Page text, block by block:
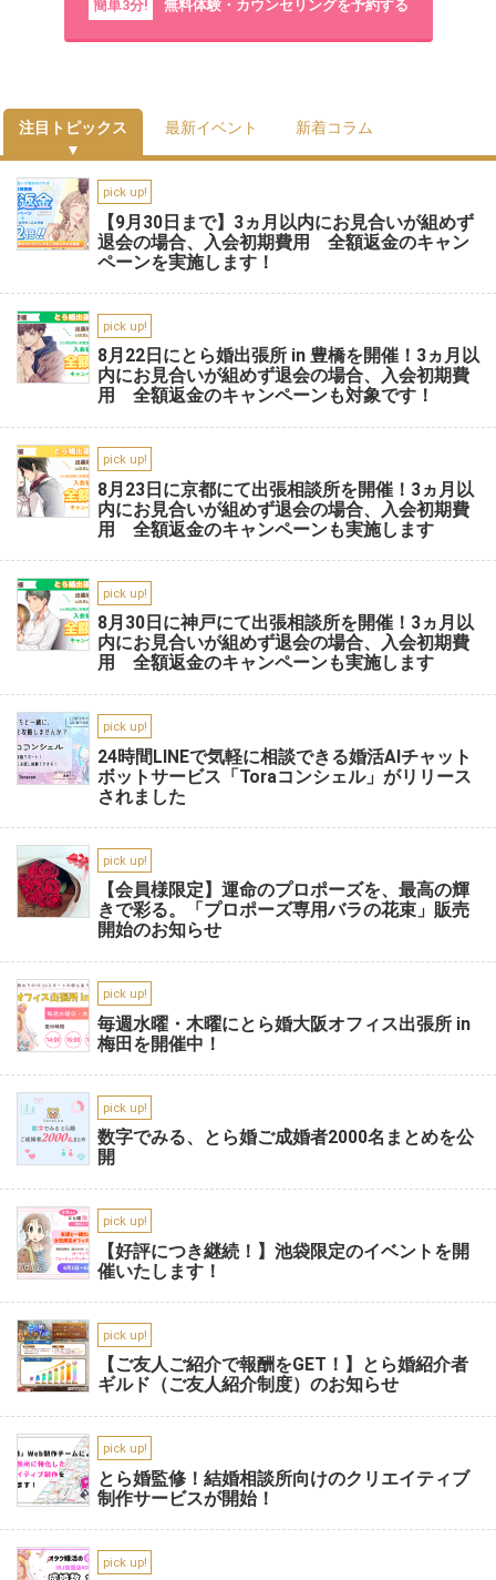
簡単3分! 無料体験・カウンセリングを予約する
注目トピックス 最新イベント 新着コラム
pick up!
【9月30日まで】3ヵ月以内にお見合いが組めず
退会の場合、入会初期費用 全額返金のキャン
ペーンを実施します！
pick up!
8月22日にとら婚出張所 in 豊橋を開催！3ヵ月以
内にお見合いが組めず退会の場合、入会初期費
用 全額返金のキャンペーンも対象です！
pick up!
8月23日に京都にて出張相談所を開催！3ヵ月以
内にお見合いが組めず退会の場合、入会初期費
用 全額返金のキャンペーンも実施します
pick up!
8月30日に神戸にて出張相談所を開催！3ヵ月以
内にお見合いが組めず退会の場合、入会初期費
用 全額返金のキャンペーンも実施します
pick up!
24時間LINEで気軽に相談できる婚活AIチャット
ボットサービス「Toraコンシェル」がリリース
されました
pick up!
【会員様限定】運命のプロポーズを、最高の輝
きで彩る。「プロポーズ専用バラの花束」販売
開始のお知らせ
pick up!
毎週水曜・木曜にとら婚大阪オフィス出張所 in
梅田を開催中！
pick up!
数字でみる、とら婚ご成婚者2000名まとめを公
開
pick up!
【好評につき継続！】池袋限定のイベントを開
催いたします！
pick up!
【ご友人ご紹介で報酬をGET！】とら婚紹介者
ギルド（ご友人紹介制度）のお知らせ
pick up!
とら婚監修！結婚相談所向けのクリエイティブ
制作サービスが開始！
pick up!